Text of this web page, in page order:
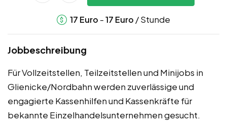
17 Euro -17 Euro / Stunde
Jobbeschreibung
Für Vollzeitstellen, Teilzeitstellen und Minijobs in
Glienicke/Nordbahn werden zuverlässige und
engagierte Kassenhilfen und Kassenkräfte für
bekannte Einzelhandelsunternehmen gesucht.